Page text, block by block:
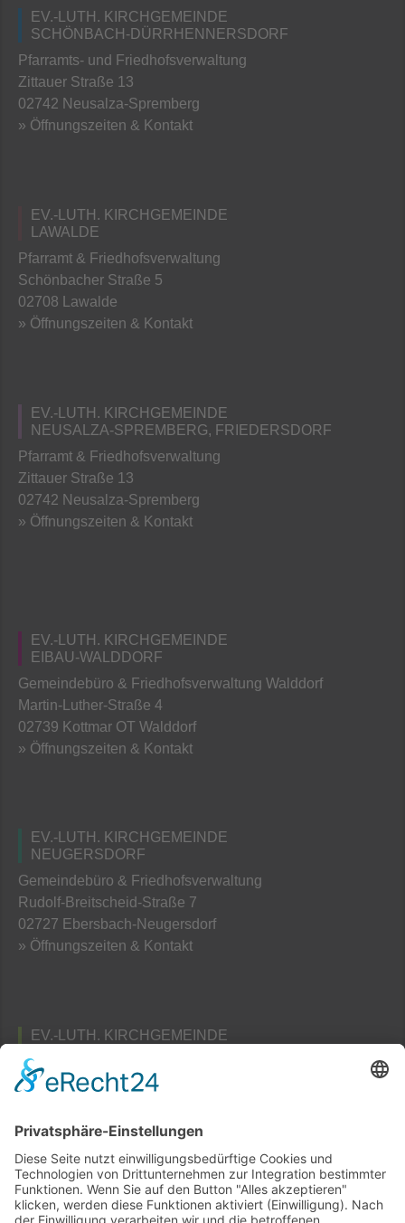
EV.-LUTH. KIRCHGEMEINDE
SCHÖNBACH-DÜRRHENNERSDORF
Pfarramts- und Friedhofsverwaltung
Zittauer Straße 13
02742 Neusalza-Spremberg
» Öffnungszeiten & Kontakt
EV.-LUTH. KIRCHGEMEINDE
LAWALDE
Pfarramt & Friedhofsverwaltung
Schönbacher Straße 5
02708 Lawalde
» Öffnungszeiten & Kontakt
EV.-LUTH. KIRCHGEMEINDE
NEUSALZA-SPREMBERG, FRIEDERSDORF
Pfarramt & Friedhofsverwaltung
Zittauer Straße 13
02742 Neusalza-Spremberg
» Öffnungszeiten & Kontakt
EV.-LUTH. KIRCHGEMEINDE
EIBAU-WALDDORF
Gemeindebüro & Friedhofsverwaltung Walddorf
Martin-Luther-Straße 4
02739 Kottmar OT Walddorf
» Öffnungszeiten & Kontakt
EV.-LUTH. KIRCHGEMEINDE
NEUGERSDORF
Gemeindebüro & Friedhofsverwaltung
Rudolf-Breitscheid-Straße 7
02727 Ebersbach-Neugersdorf
» Öffnungszeiten & Kontakt
EV.-LUTH. KIRCHGEMEINDE
Pfarramts- und Friedhofsverwaltung
02689 Taubenheim / Spree
» Öffnungszeiten & Kontakt